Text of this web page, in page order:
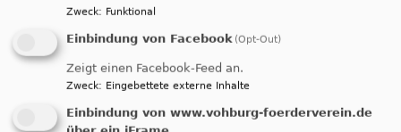
Zweck: Funktional
Einbindung von Facebook (Opt-Out)
Zeigt einen Facebook-Feed an.
Zweck: Eingebettete externe Inhalte
Einbindung von www.vohburg-foerderverein.de